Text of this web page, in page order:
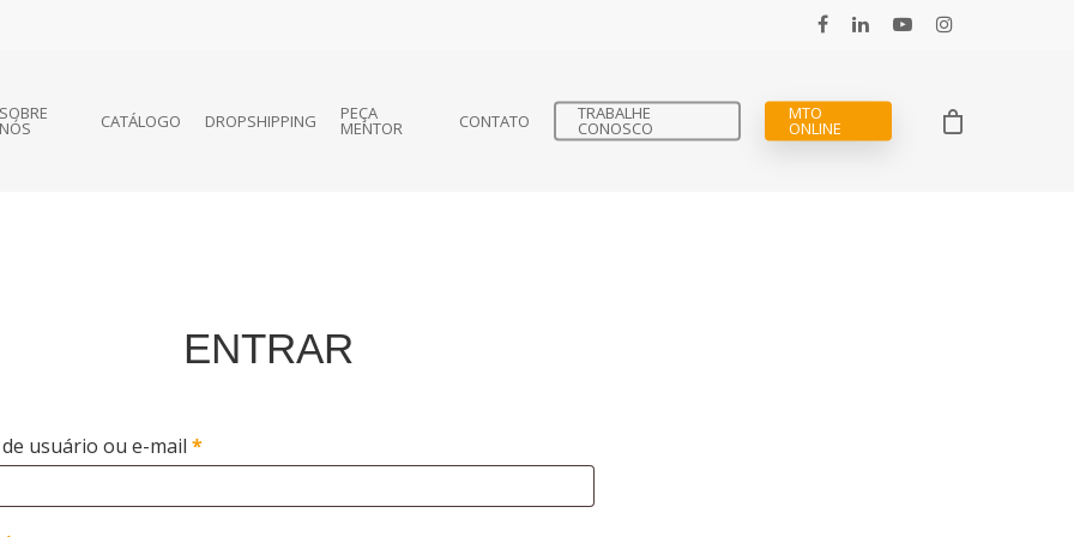
CATÁLOGO DROPSHIPPING PEÇA
MENTOR CONTATO TRABALHE
CONOSCO
MTO
ONLINE
ENTRAR
usuário ou e-mail *